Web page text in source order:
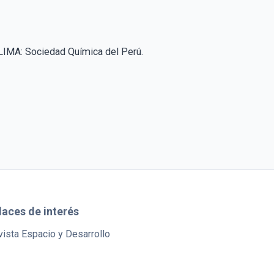
Sociedad Química del Perú.
de interés
Espacio y Desarrollo